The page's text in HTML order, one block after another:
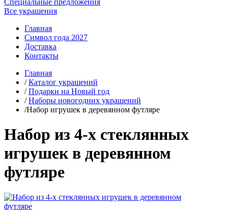
Специальные предложения
Все украшения
Главная
Символ года 2027
Доставка
Контакты
Главная
/Каталог украшений
/Подарки на Новый год
/Наборы новогодних украшений
/Набор игрушек в деревянном футляре
Набор из 4-х стеклянных
игрушек в деревянном
футляре